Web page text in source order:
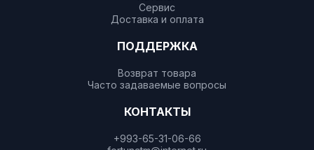
Сервис
Доставка и оплата
ПОДДЕРЖКА
Возврат товара
Часто задаваемые вопросы
КОНТАКТЫ
+993-65-31-06-66